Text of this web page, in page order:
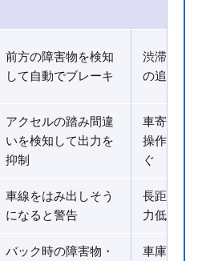
前方の障害物を検知
して自動でブレーキ
渋滞・市街
の追突リス
アクセルの踏み間違
いを検知して出力を
抑制
車寄せ・駐
操作による
ぐ
車線をはみ出しそう
になると警告
長距間運転
力低下をカ
バック時の障害物・
車庫入れ・